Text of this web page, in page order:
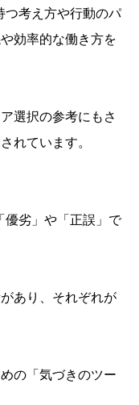
つ考え方や行動のパ
効率的な働き方を
選択の参考にもさ
れています。
優劣」や「正誤」で
あり、それぞれが
の「気づきのツー